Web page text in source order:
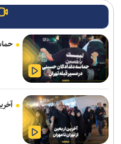
پیام هشدار مقاومت یمن به
وال‌استریت ژورنال: ترامپ
تسلیحاتی آمریکا را صادر کرد
تحقیقات ارتش آمریکا درباره
از فشار‌های ناشی از جنگ و
برکناری دو مقام ارشد موساد
نشست خبری رئیس‌جمهور فردا